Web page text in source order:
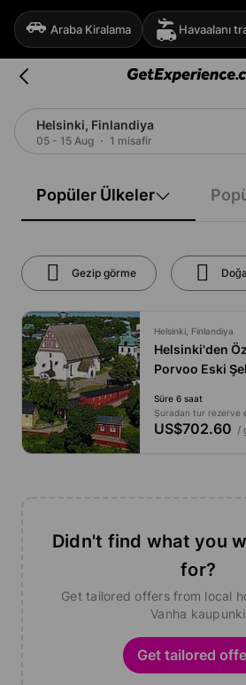
Araba Kiralama Havaalanı
Helsinki, Finlandiya
05 - 15 Aug 1 misafir
Popüler Ülkeler
Gezip görme
Helsinki, Finlandiya
Helsinki'den
Porvoo Eski
Süre 6 saat
Şuradan tur rezerve
US$702.60 /
Didn't find what you
for?
Get tailored offers from local
Vanha kaupunki
Get tailored